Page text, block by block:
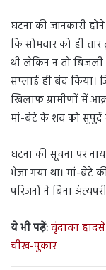
घटना की जानकारी
कि सोमवार को ही
थी लेकिन न तो बिजली
सप्लाई ही बंद किया।
खिलाफ ग्रामीणों में
मां-बेटे के शव को सुपुर्दे
घटना की सूचना पर
भेजा गया था। मां-बेटे
परिजनों ने बिना
ये भी पढ़ें:वृंदावन
चीख-पुकार